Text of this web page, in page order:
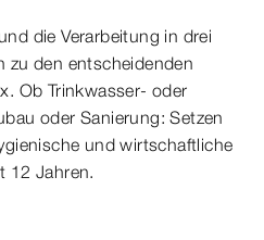
die Verarbeitung in drei
zu den entscheidenden
Ob Trinkwasser- oder
oder Sanierung: Setzen
und wirtschaftliche
12 Jahren.